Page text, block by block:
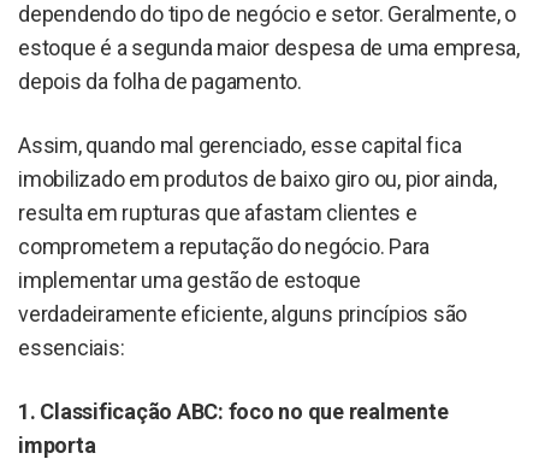
dependendo do tipo de negócio e setor. Geralmente, o
estoque é a segunda maior despesa de uma empresa,
depois da folha de pagamento.
Assim, quando mal gerenciado, esse capital fica
imobilizado em produtos de baixo giro ou, pior ainda,
resulta em rupturas que afastam clientes e
comprometem a reputação do negócio. Para
implementar uma gestão de estoque
verdadeiramente eficiente, alguns princípios são
essenciais:
1. Classificação ABC: foco no que realmente
importa